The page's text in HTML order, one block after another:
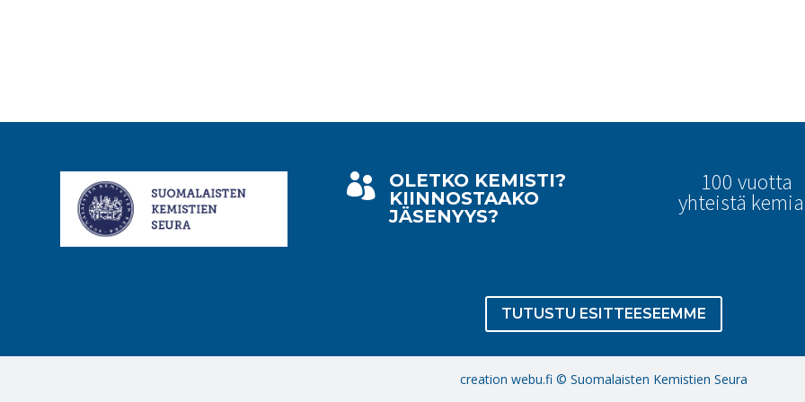

OLETKO KEMISTI?
KIINNOSTAAKO
JÄSENYYS?
100 vuotta
yhteistä
TUTUSTU ESITTEESEEMME
creation webu.fi © Suomalaisten Kemistien Seura